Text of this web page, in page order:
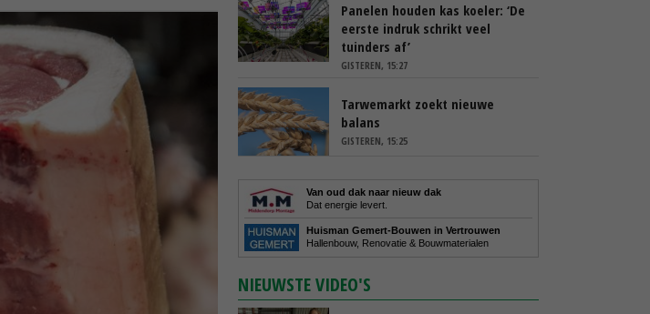
Panelen houden kas koeler: ‘De
eerste indruk schrikt veel
tuinders af’
GISTEREN, 15:27
Tarwemarkt zoekt nieuwe
balans
GISTEREN, 15:25
Van oud dak naar nieuw dak
Dat energie levert.
Huisman Gemert-Bouwen in Vertrouwen
Hallenbouw, Renovatie & Bouwmaterialen
NIEUWSTE VIDEO'S